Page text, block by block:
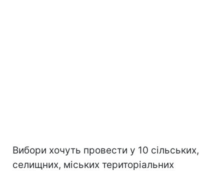
Вибори хочуть провести у 10 сільських,
селищних, міських територіальних